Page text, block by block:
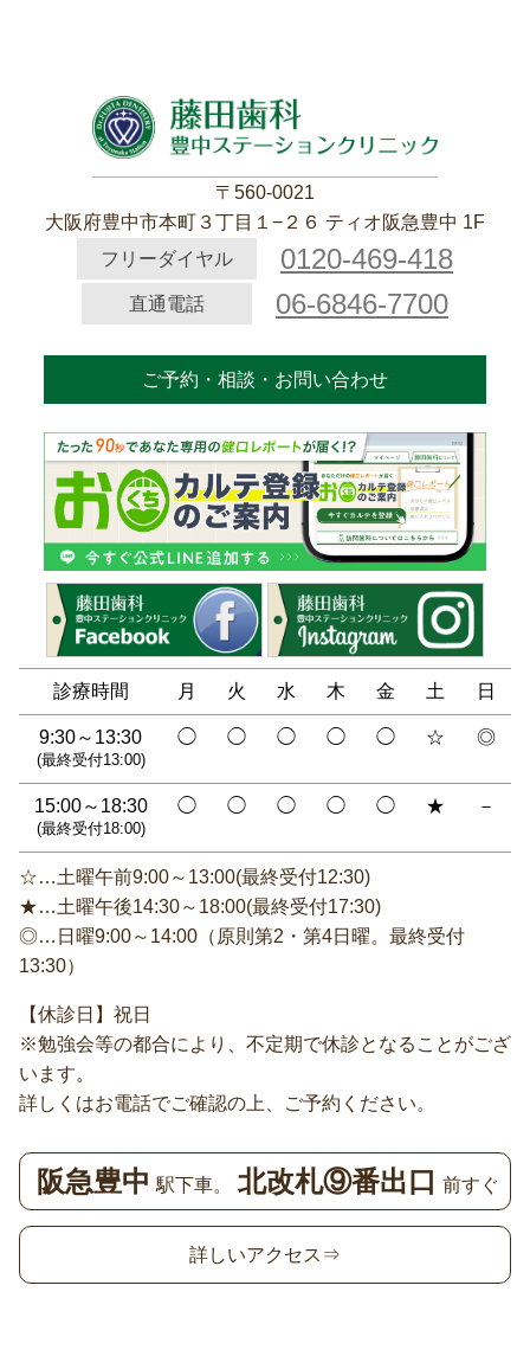
〒560-0021
大阪府豊中市本町３丁目１−２６ ティオ阪急豊中 1F
フリーダイヤル
0120-469-418
直通電話 06-6846-7700
ご予約・相談・お問い合わせ
診療時間 月 火 水 木 金 土 日
9:30～13:30
(最終受付13:00)
◯ ◯ ◯ ◯ ◯ ☆ ◎
15:00～18:30
(最終受付18:00)
◯ ◯ ◯ ◯ ◯ ★ －
☆…土曜午前9:00～13:00(最終受付12:30)
★…土曜午後14:30～18:00(最終受付17:30)
◎…日曜9:00～14:00（原則第2・第4日曜。最終受付
13:30）
【休診日】祝日
※勉強会等の都合により、不定期で休診となることがござ
います。
詳しくはお電話でご確認の上、ご予約ください。
阪急豊中 駅下車。 北改札⑨番出口 前すぐ
詳しいアクセス⇒